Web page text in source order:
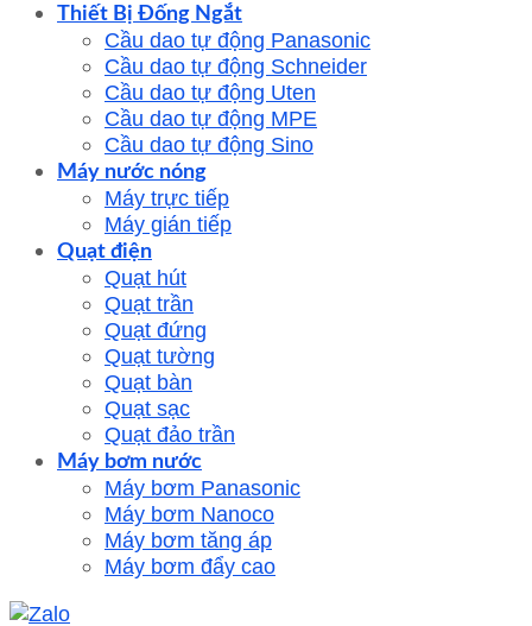
Thiết Bị Đống Ngắt
Cầu dao tự động Panasonic
Cầu dao tự động Schneider
Cầu dao tự động Uten
Cầu dao tự động MPE
Cầu dao tự động Sino
Máy nước nóng
Máy trực tiếp
Máy gián tiếp
Quạt điện
Quạt hút
Quạt trần
Quạt đứng
Quạt tường
Quạt bàn
Quạt sạc
Quạt đảo trần
Máy bơm nước
Máy bơm Panasonic
Máy bơm Nanoco
Máy bơm tăng áp
Máy bơm đẩy cao